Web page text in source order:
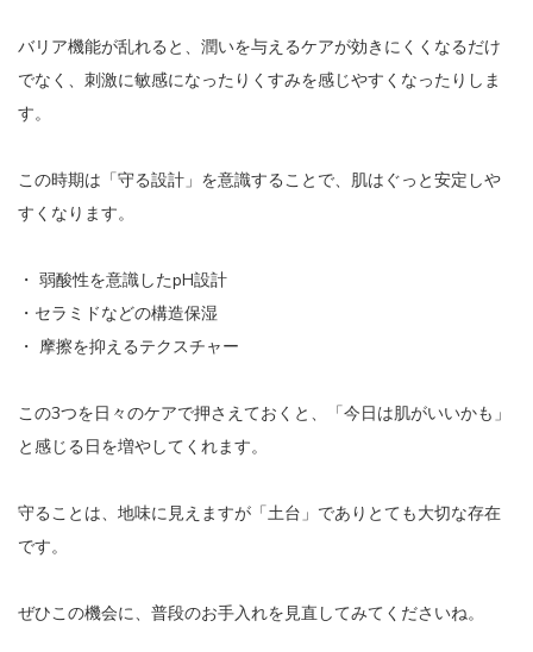
バリア機能が乱れると、潤いを与えるケアが効きにくくなるだけ
でなく、刺激に敏感になったりくすみを感じやすくなったりしま
す。
この時期は「守る設計」を意識することで、肌はぐっと安定しや
すくなります。
・ 弱酸性を意識したpH設計
・セラミドなどの構造保湿
・ 摩擦を抑えるテクスチャー
この3つを日々のケアで押さえておくと、「今日は肌がいいかも」
と感じる日を増やしてくれます。
守ることは、地味に見えますが「土台」でありとても大切な存在
です。
ぜひこの機会に、普段のお手入れを見直してみてくださいね。